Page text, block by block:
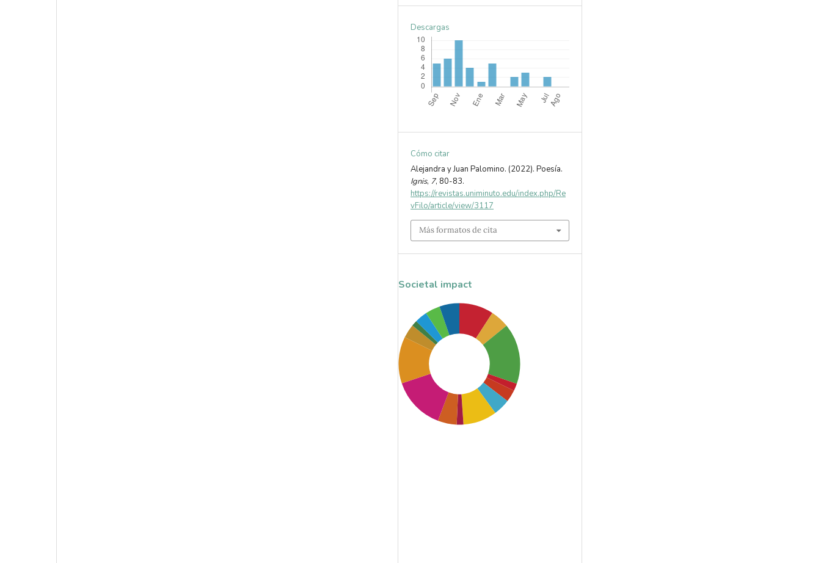
Descargas
Cómo citar
Alejandra y Juan Palomino. (2022). Poesía.
Ignis, 7, 80-83.
https://revistas.uniminuto.edu/index.php/Re
vFilo/article/view/3117
Más formatos de cita
Societal impact